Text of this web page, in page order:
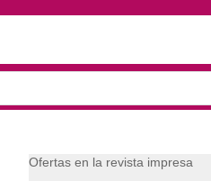
Ofertas en la revista impresa